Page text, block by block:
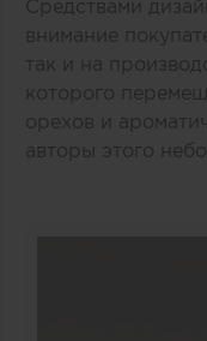
Средствами
внимание
так и на
которого
орехов и
авторы этого